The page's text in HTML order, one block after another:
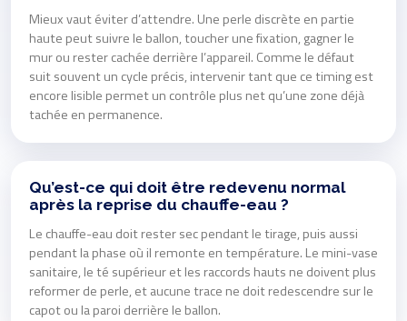
Mieux vaut éviter d’attendre. Une perle discrète en partie
haute peut suivre le ballon, toucher une fixation, gagner le
mur ou rester cachée derrière l’appareil. Comme le défaut
suit souvent un cycle précis, intervenir tant que ce timing est
encore lisible permet un contrôle plus net qu’une zone déjà
tachée en permanence.
Qu’est-ce qui doit être redevenu normal
après la reprise du chauffe-eau ?
Le chauffe-eau doit rester sec pendant le tirage, puis aussi
pendant la phase où il remonte en température. Le mini-vase
sanitaire, le té supérieur et les raccords hauts ne doivent plus
reformer de perle, et aucune trace ne doit redescendre sur le
capot ou la paroi derrière le ballon.